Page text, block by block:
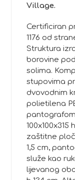
Village.
Certificiran
1176 od
Struktura
borovine
solima.
stupovima
dvovodnim
polietilena
zaštitne
1,5 cm,
služe kao
lijevanog